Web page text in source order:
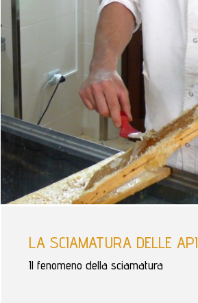
LA SCIAMATURA DELLE API
Il fenomeno della sciamatura